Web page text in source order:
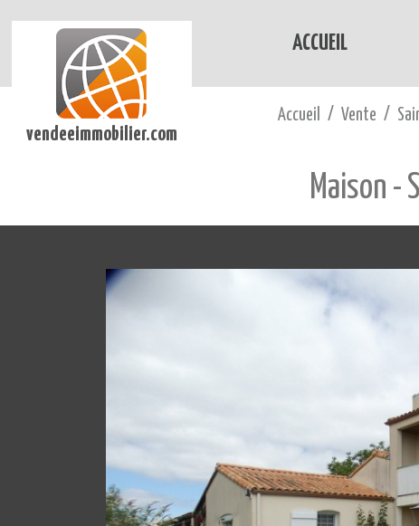
vendeeimmobilier.com
ACCUEIL
Accueil Vente
Maison -